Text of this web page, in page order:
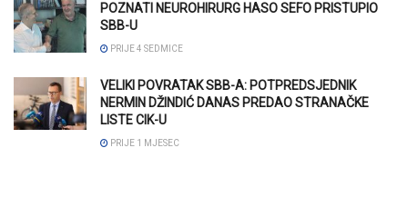
POZNATI NEUROHIRURG HASO SEFO PRISTUPIO
SBB-U
PRIJE 4 SEDMICE
VELIKI POVRATAK SBB-A: POTPREDSJEDNIK
NERMIN DŽINDIĆ DANAS PREDAO STRANAČKE
LISTE CIK-U
PRIJE 1 MJESEC